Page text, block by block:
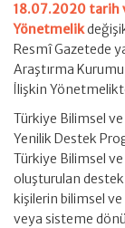
18.07.2020 tarih
Yönetmelik
Resmî Gazetede
Araştırma
İlişkin
Türkiye Bilimsel
Yenilik Destek
Türkiye Bilimsel
oluşturulan
kişilerin bilimsel
veya sisteme